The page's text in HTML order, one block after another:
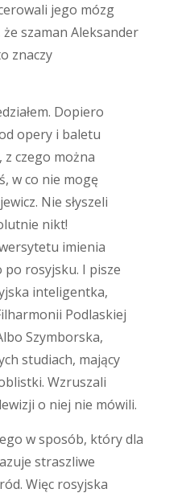
jego mózg
szaman Aleksander
znaczy
Dopiero
opery i baletu
z czego można
w co nie mogę
Nie słyszeli
nikt!
imienia
po rosyjsku. I pisze
inteligentka,
Podlaskiej
Szymborska,
studiach, mający
Wzruszali
o niej nie mówili.
w sposób, który dla
straszliwe
Więc rosyjska